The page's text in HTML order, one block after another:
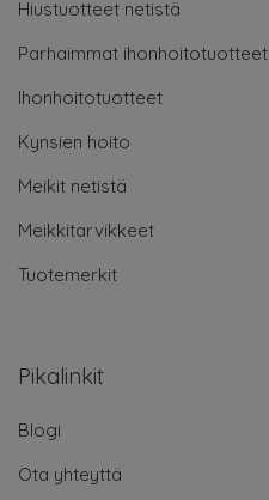
Hiustuotteet netistä
Parhaimmat ihonhoitotuotteet
Ihonhoitotuotteet
Kynsien hoito
Meikit netistä
Meikkitarvikkeet
Tuotemerkit
Pikalinkit
Blogi
Ota yhteyttä